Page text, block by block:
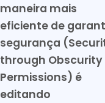
maneira mais
eficiente de
segurança
through Obscurity
Permissions) é
editando